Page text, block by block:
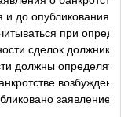
до опубликования
при
сделок должника.
должны
возбуждено
заявление